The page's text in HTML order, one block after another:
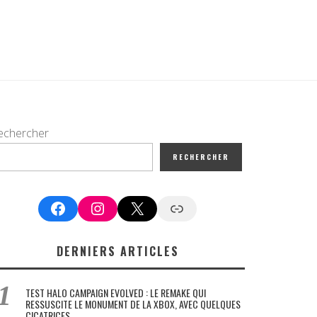
RECHERCHER
FacebookInstagram
X Google News
DERNIERS ARTICLES
TEST HALO CAMPAIGN EVOLVED : LE REMAKE QUI
RESSUSCITE LE MONUMENT DE LA XBOX, AVEC QUELQUES